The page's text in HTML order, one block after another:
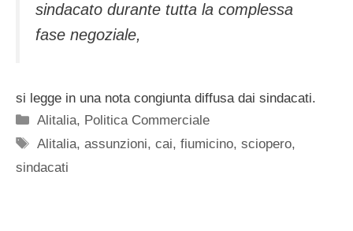
sindacato durante tutta la complessa
fase negoziale,
si legge in una nota congiunta diffusa dai sindacati.
Categorie
Alitalia, Politica Commerciale
Tag
Alitalia,assunzioni,cai,fiumicino,sciopero,
sindacati